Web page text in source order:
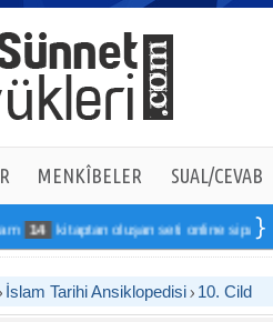
MENKÎBELER SUAL/CEVAB
oluşan seti online sipariş
İslam Tarihi Ansiklopedisi 10. Cild